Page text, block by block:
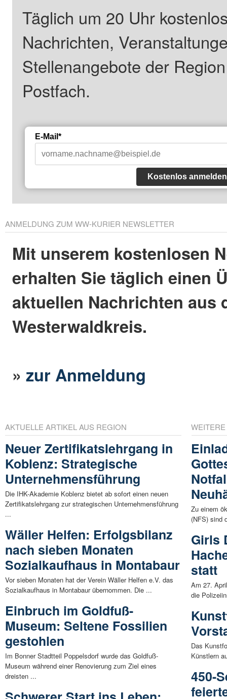
Täglich um 20 Uhr
Nachrichten,
Stellenangebote der
Postfach.
E-Mail*
Kostenlos anmelden
ANMELDUNG ZUM WW-KURIER NEWSLETTER
Mit unserem kostenlosen
erhalten Sie täglich einen
aktuellen Nachrichten aus
Westerwaldkreis.
»zur Anmeldung
AKTUELLE ARTIKEL AUS REGION
Neuer Zertifikatslehrgang in
Koblenz: Strategische
Unternehmensführung
Die IHK-Akademie Koblenz bietet ab sofort einen neuen
Zertifikatslehrgang zur strategischen Unternehmensführung
...
Wäller Helfen: Erfolgsbilanz
nach sieben Monaten
Sozialkaufhaus in Montabaur
Vor sieben Monaten hat der Verein Wäller Helfen e.V. das
Sozialkaufhaus in Montabaur übernommen. Die ...
Einbruch im Goldfuß-
Museum: Seltene Fossilien
gestohlen
Im Bonner Stadtteil Poppelsdorf wurde das Goldfuß-
Museum während einer Renovierung zum Ziel eines
dreisten ...
Zu einem
(NFS) sind
Girls
statt
Am 27.
die
Das
Künstlern
450-